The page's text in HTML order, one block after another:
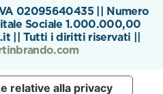
02095640435 || Numero
Sociale 1.000.000,00
|| Tutti i diritti riservati ||
relative alla privacy